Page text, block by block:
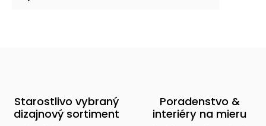
Starostlivo vybraný
dizajnový sortiment
Poradenstvo &
interiéry na mieru